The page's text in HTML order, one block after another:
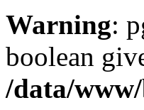
Warning:
boolean
/data/